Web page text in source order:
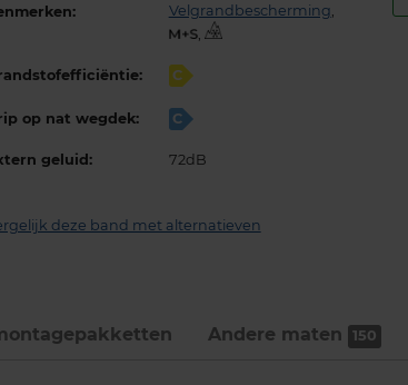
Velgrandbescherming,
,
C
op nat wegdek: C
geluid: 72dB
deze band met alternatieven
Andere maten 150